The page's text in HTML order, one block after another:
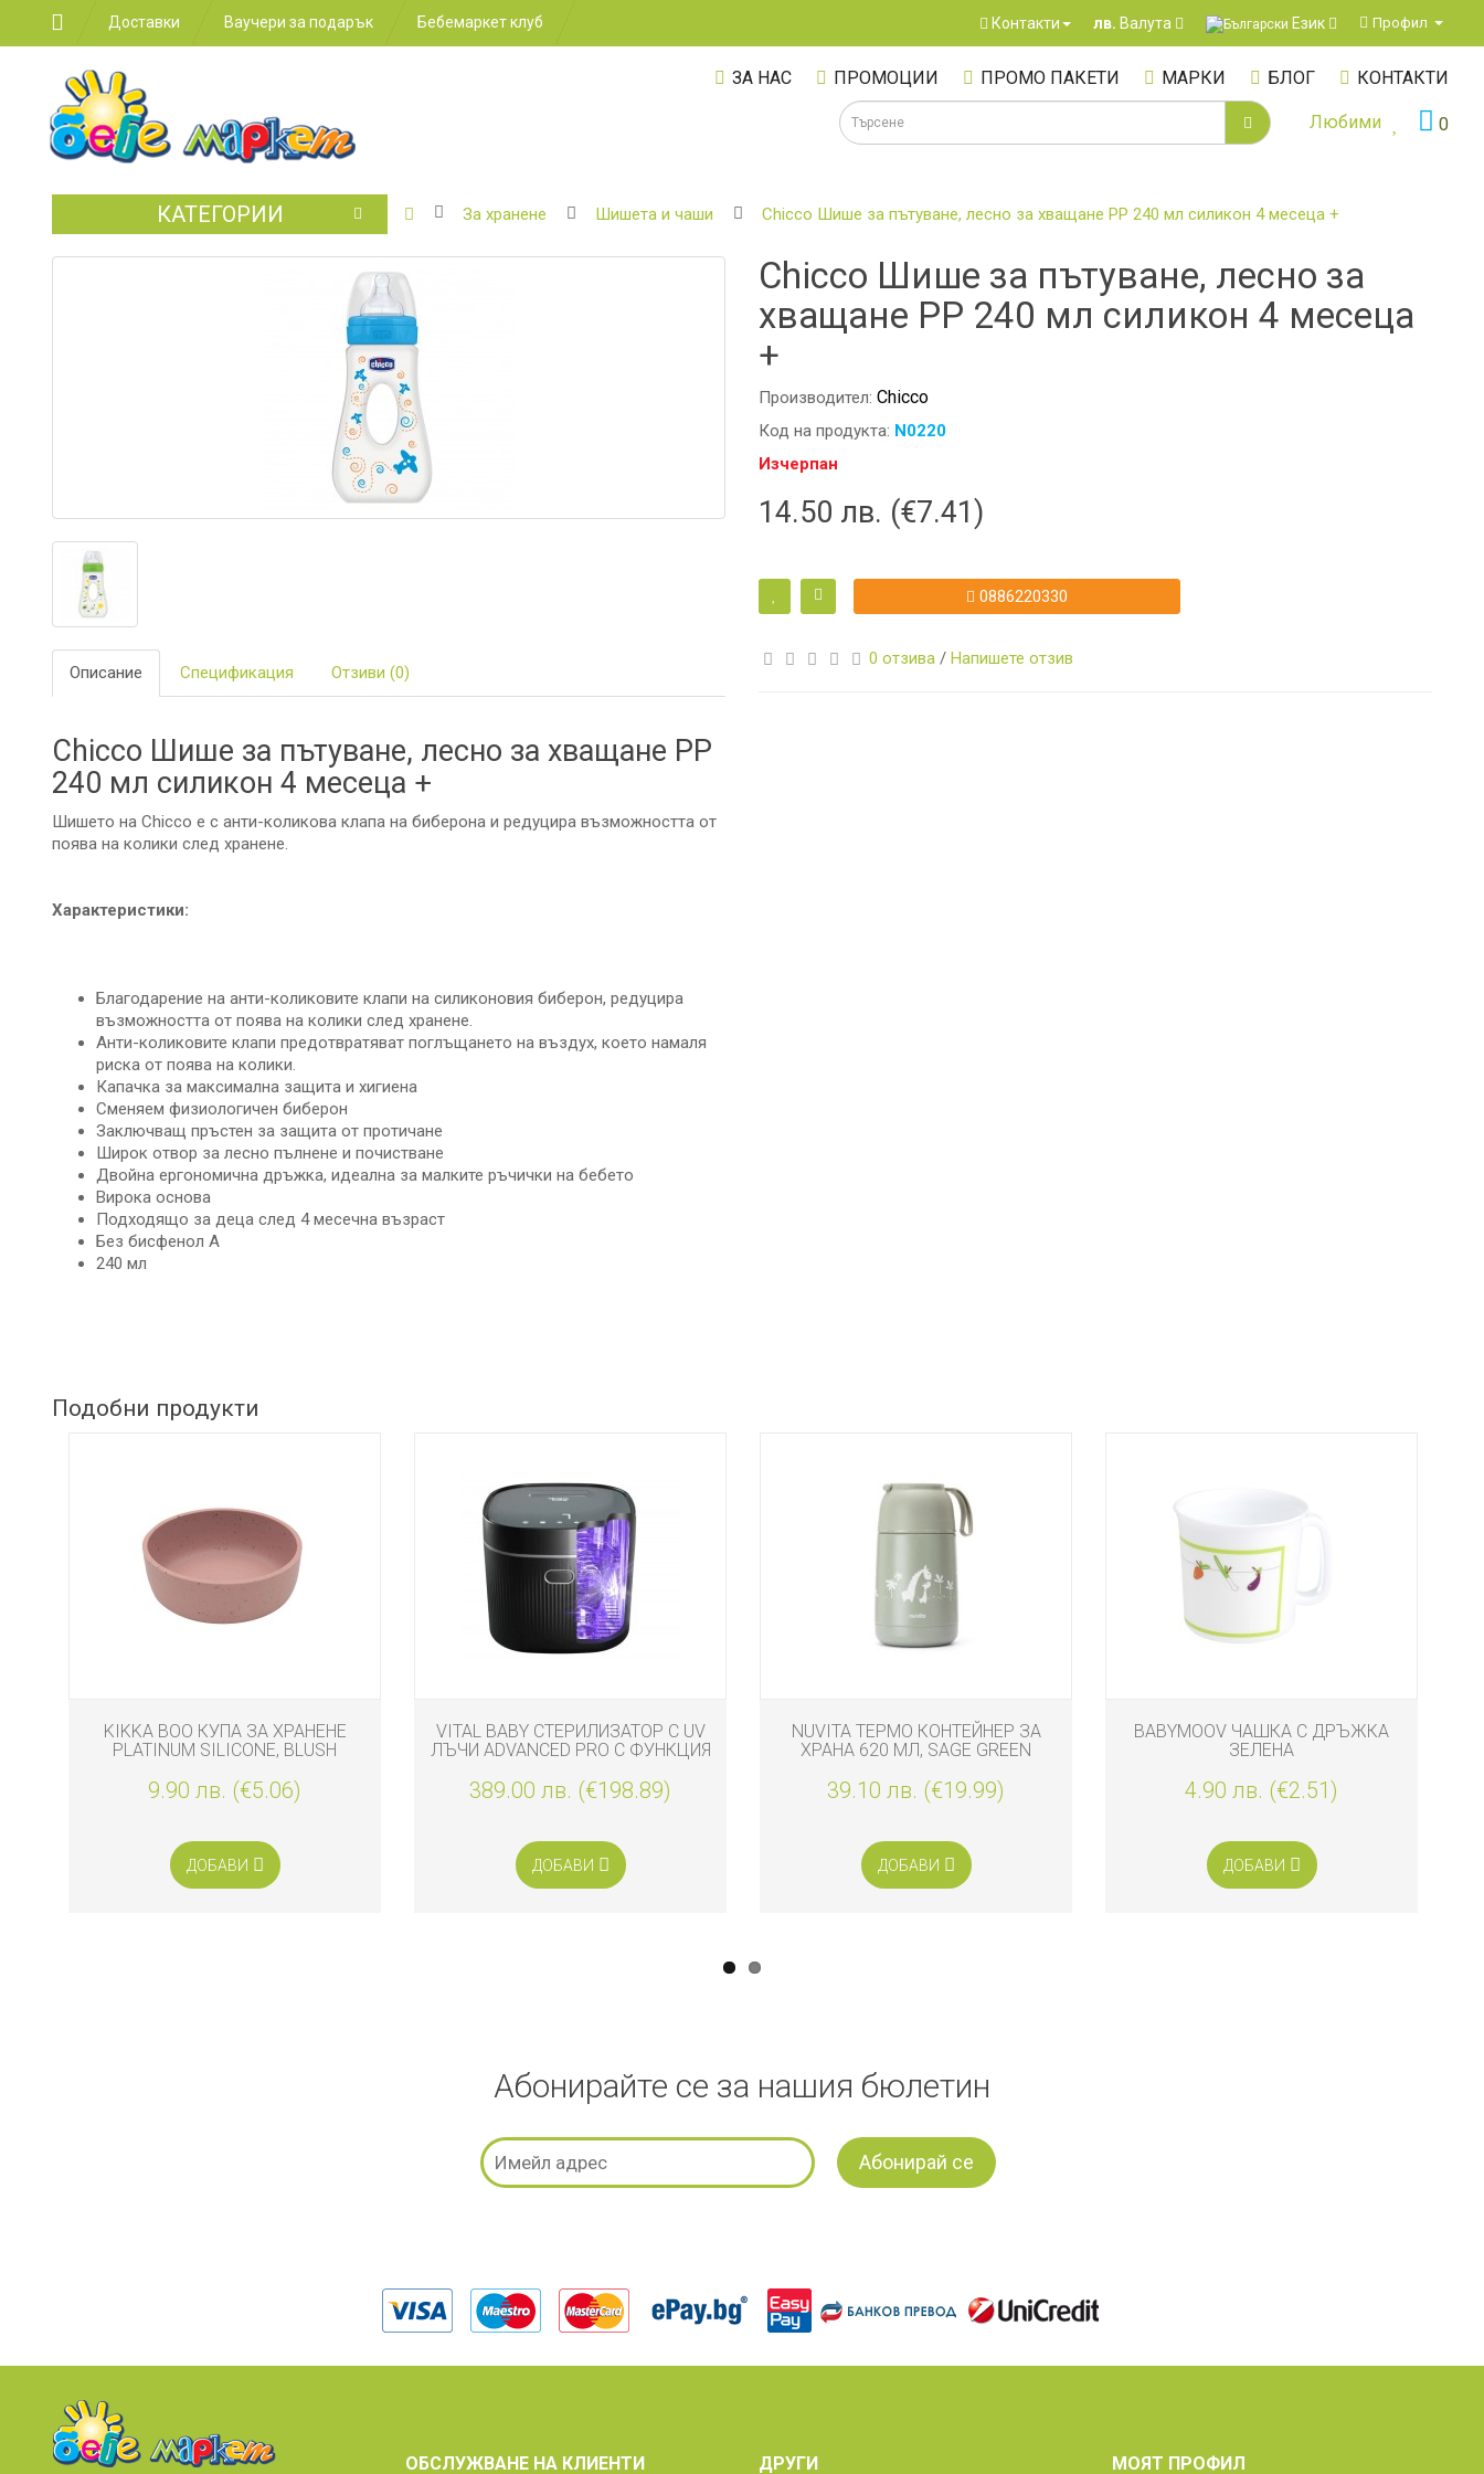
Доставки Ваучери за подарък Бебемаркет клуб Контакти лв. Валута Език Профил
ЗА НАС ПРОМОЦИИ ПРОМО ПАКЕТИ МАРКИ БЛОГ КОНТАКТИ
0
Любими
КАТЕГОРИИ БЕБЕШКИ
СТОЛЧЕТА
ЗА
КОЛА
ХРАНЕНЕ
ЗА
ДЕТСКАТА
СТАЯ
ЗА
БЕБЕШКИ
ДРЕШКИ
ЗА
ПЪТ
И
РАЗХОДКА
ДЕТСКИ
За хранене Шишета и чаши Chicco Шише за пътуване, лесно за хващане PP 240 мл силикон 4 месеца +
Описание Спецификация Отзиви (0)
Chicco Шише за пътуване, лесно за хващане PP
240 мл силикон 4 месеца +
Шишето на Chicco е с анти-коликова клапа на биберона и редуцира възможността от
поява на колики след хранене.
Характеристики:
Благодарение на анти-коликовите клапи на силиконовия биберон, редуцира
възможността от поява на колики след хранене.
Анти-коликовите клапи предотвратяват поглъщането на въздух, което намаля
риска от поява на колики.
Капачка за максимална защита и хигиена
Сменяем физиологичен биберон
Заключващ пръстен за защита от протичане
Широк отвор за лесно пълнене и почистване
Двойна ергономична дръжка, идеална за малките ръчички на бебето
Вирока основа
Подходящо за деца след 4 месечна възраст
Без бисфенол А
240 мл
Chicco Шише за пътуване, лесно за
хващане PP 240 мл силикон 4 месеца
+
Производител: Chicco
Код на продукта: N0220
Изчерпан
14.50 лв. (€7.41)
0886220330
0 отзива / Напишете отзив
Подобни продукти
KIKKA BOO КУПА ЗА ХРАНЕНЕ
PLATINUM SILICONE, BLUSH
9.90 лв. (€5.06)
ДОБАВИ
VITAL BABY СТЕРИЛИЗАТОР С UV
ЛЪЧИ ADVANCED PRO С ФУНКЦИЯ
389.00 лв. (€198.89)
ДОБАВИ
NUVITA ТЕРМО КОНТЕЙНЕР ЗА
ХРАНА 620 МЛ, SAGE GREEN
39.10 лв. (€19.99)
ДОБАВИ
BABYMOOV ЧАШКА С ДРЪЖКА
ЗЕЛЕНА
4.90 лв. (€2.51)
ДОБАВИ
Абонирайте се за нашия бюлетин
ОБСЛУЖВАНЕ НА КЛИЕНТИ ДРУГИ МОЯТ ПРОФИЛ